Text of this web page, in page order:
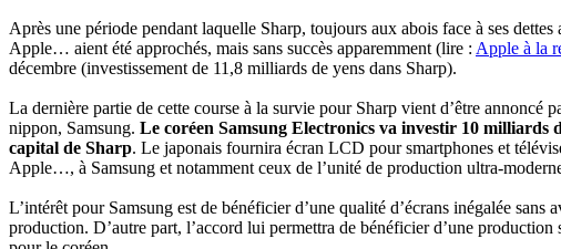
Après une période pendant laquelle Sharp, toujours aux abois face à ses
Apple… aient été approchés, mais sans succès apparemment (lire : Apple à la
décembre (investissement de 11,8 milliards de yens dans Sharp).
La dernière partie de cette course à la survie pour Sharp vient d’être annoncé
nippon, Samsung. Le coréen Samsung Electronics va investir 10 milliards
capital de Sharp. Le japonais fournira écran LCD pour smartphones et
Apple…, à Samsung et notamment ceux de l’unité de production ultra-
L’intérêt pour Samsung est de bénéficier d’une qualité d’écrans inégalée
production. D’autre part, l’accord lui permettra de bénéficier d’une